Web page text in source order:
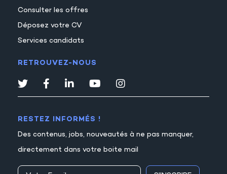
Consulter les offres
Déposez votre CV
Services candidats
RETROUVEZ-NOUS
RESTEZ INFORMÉS !
Des contenus, jobs, nouveautés à ne pas manquer,
directement dans votre boite mail